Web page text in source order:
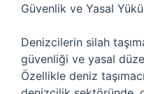
Güvenlik ve Yasal
Denizcilerin silah
güvenliği ve yasal
Özellikle deniz